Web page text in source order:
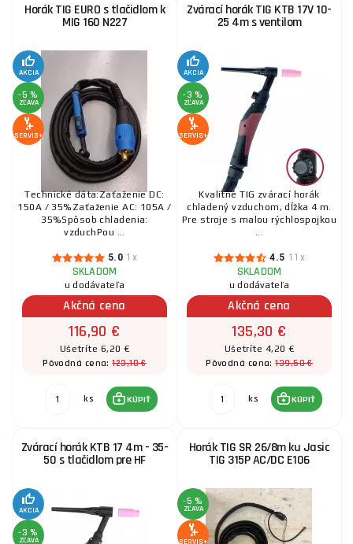
Horák TIG EURO s tlačidlom k
MIG 160 N227
AKCIA
-5 %
ZĽAVA
SERVIS+
Technické dáta:Zaťaženie DC:
150A / 35%Zaťaženie AC: 105A /
35%Spôsob chladenia:
vzduchPou ...
5.0 1x
SKLADOM
u dodávateľa
Akčná cena
116,90 €
Ušetríte 6,20 €
Pôvodná cena:123,10 €
ks KÚPIŤ
Zvárací horák TIG KTB 17V 10-
25 4m s ventilom
AKCIA
-3 %
ZĽAVA
SERVIS+
Kvalitné TIG zvárací horák
chladený vzduchom, dĺžka 4 m.
Pre stroje s malou rýchlospojkou
...
4.5 11x
SKLADOM
u dodávateľa
Akčná cena
135,30 €
Ušetríte 4,20 €
Pôvodná cena:139,50 €
ks KÚPIŤ
Zvárací horák KTB 17 4m - 35-
50 s tlačidlom pre HF
AKCIA
-3 %
ZĽAVA
Horák TIG SR 26/8m ku Jasic
TIG 315P AC/DC E106
-5 %
ZĽAVA
SERVIS+